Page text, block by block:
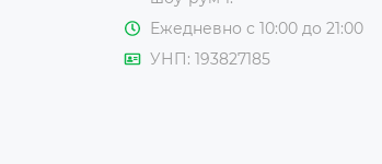
Ежедневно с 10:00 до 21:00
УНП: 193827185